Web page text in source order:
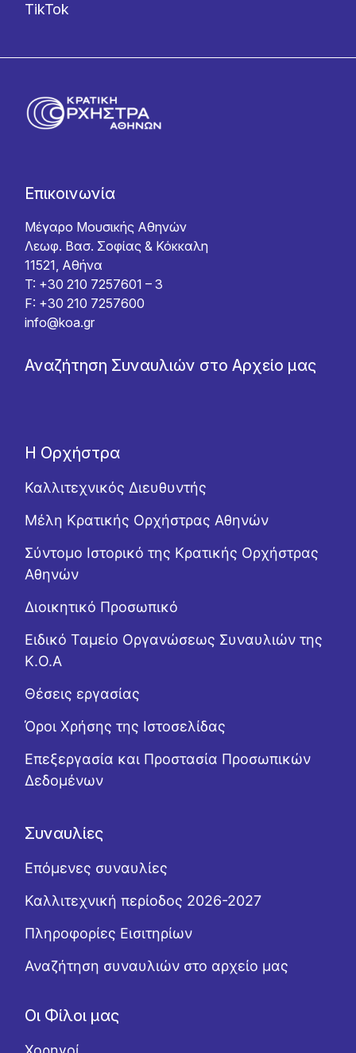
TikTok
Επικοινωνία
Μέγαρο Μουσικής Αθηνών
Λεωφ. Βασ. Σοφίας & Κόκκαλη
11521, Αθήνα
T: +30 210 7257601 – 3
F: +30 210 7257600
info@koa.gr
Αναζήτηση Συναυλιών στο Αρχείο μας
Η Ορχήστρα
Καλλιτεχνικός Διευθυντής
Μέλη Κρατικής Ορχήστρας Αθηνών
Σύντομο Ιστορικό της Κρατικής Ορχήστρας
Αθηνών
Διοικητικό Προσωπικό
Ειδικό Ταμείο Οργανώσεως Συναυλιών της
Κ.Ο.Α
Θέσεις εργασίας
Όροι Χρήσης της Ιστοσελίδας
Επεξεργασία και Προστασία Προσωπικών
Δεδομένων
Συναυλίες
Επόμενες συναυλίες
Καλλιτεχνική περίοδος 2026-2027
Πληροφορίες Εισιτηρίων
Αναζήτηση συναυλιών στο αρχείο μας
Οι Φίλοι μας